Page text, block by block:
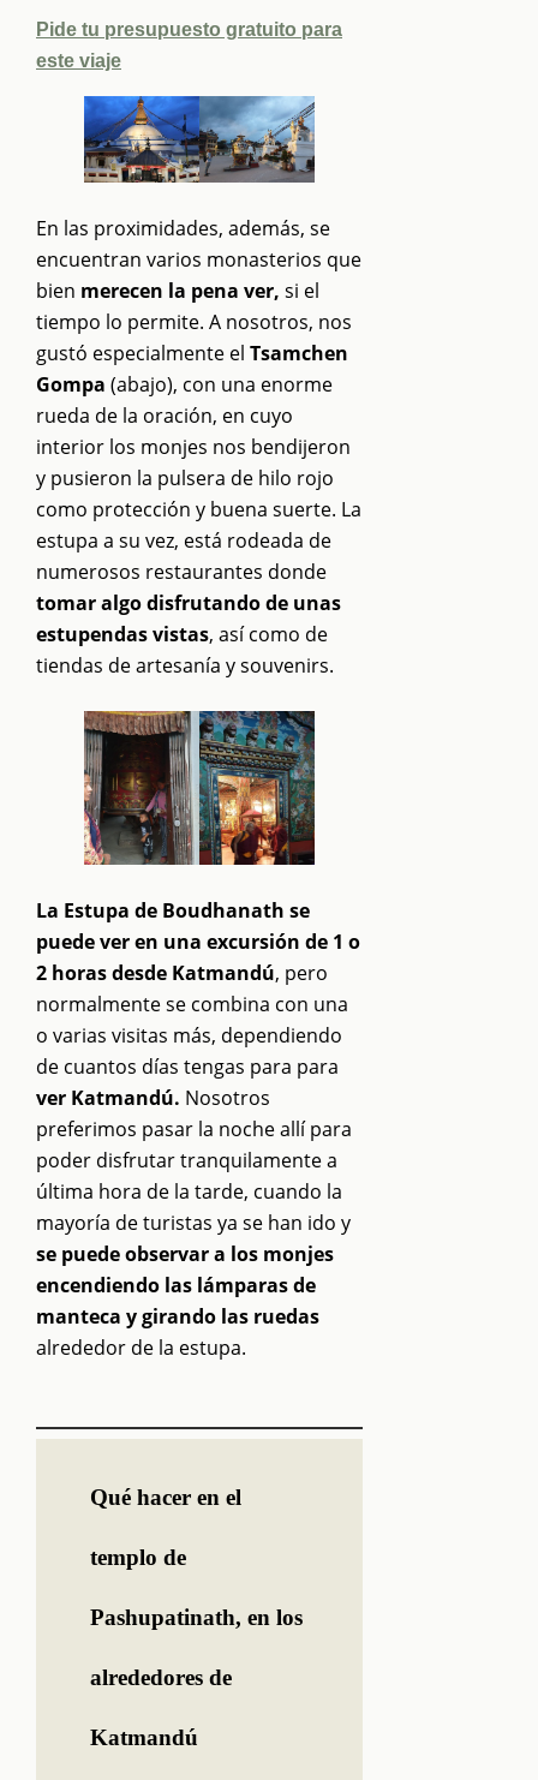
Pide tu presupuesto gratuito para
este viaje
En las proximidades, además, se
encuentran varios monasterios que
bien merecen la pena ver, si el
tiempo lo permite. A nosotros, nos
gustó especialmente el Tsamchen
Gompa (abajo), con una enorme
rueda de la oración, en cuyo
interior los monjes nos bendijeron
y pusieron la pulsera de hilo rojo
como protección y buena suerte. La
estupa a su vez, está rodeada de
numerosos restaurantes donde
tomar algo disfrutando de unas
estupendas vistas, así como de
tiendas de artesanía y souvenirs.
La Estupa de Boudhanath se
puede ver en una excursión de 1 o
2 horas desde Katmandú, pero
normalmente se combina con una
o varias visitas más, dependiendo
de cuantos días tengas para para
ver Katmandú. Nosotros
preferimos pasar la noche allí para
poder disfrutar tranquilamente a
última hora de la tarde, cuando la
mayoría de turistas ya se han ido y
se puede observar a los monjes
encendiendo las lámparas de
manteca y girando las ruedas
alrededor de la estupa.
Qué hacer en el
templo de
Pashupatinath, en los
alrededores de
Katmandú